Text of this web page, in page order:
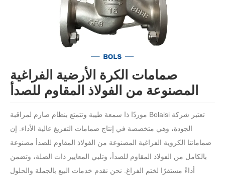
صمامات الكرة الأرضية الفراغية
المصنوعة من الفولاذ المقاوم للصدأ
تعتبر شركة Bolaisi موردًا ذا سمعة طيبة وتتمتع بنظام صارم لمراقبة
الجودة، وهي متخصصة في إنتاج صمامات التفريغ عالية الأداء. إن
صماماتنا الكروية الفراغية المصنوعة من الفولاذ المقاوم للصدأ مصنوعة
بالكامل من الفولاذ المقاوم للصدأ، وتلبي المعايير ذات الصلة، وتضمن
أداءً مستقرًا لختم الفراغ. نحن نقدم خدمات البيع بالجملة والحلول